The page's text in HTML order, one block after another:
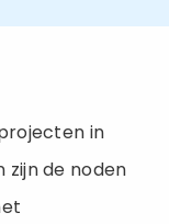
in
zijn de noden